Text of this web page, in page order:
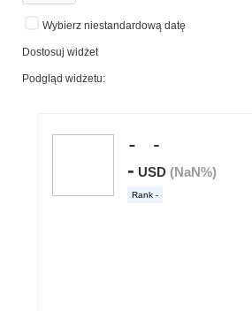
Wybierz niestandardową datę
Dostosuj widżet
Podgląd widżetu: